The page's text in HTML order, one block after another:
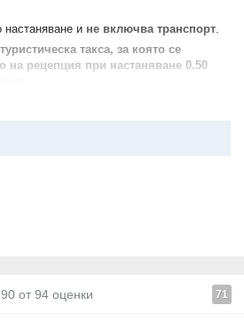
и не включва транспорт.
такса, за която се
на рецепция при настаняване 0.50
плащания към хотела се
се настанява безплатно при
на Grabo.bg
от 94 оценки 71